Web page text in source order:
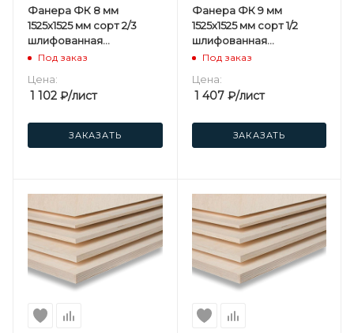
Фанера ФК 8 мм
1525х1525 мм сорт 2/3
шлифованная
березовая
Под заказ
Цена:
1 102 ₽/лист
ЗАКАЗАТЬ
Фанера ФК 9 мм
1525х1525 мм сорт 1/2
шлифованная
березовая
Под заказ
Цена:
1 407₽/лист
ЗАКАЗАТЬ